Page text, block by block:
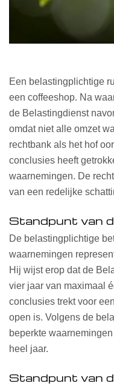
Een belastingplichtige
een coffeeshop. Na
de Belastingdienst
omdat niet alle omzet
rechtbank als het hof
conclusies heeft
waarnemingen. De
van een redelijke
Standpunt van
De belastingplichtige
waarnemingen
Hij wijst erop dat de
vier jaar van maximaal
conclusies trekt voor
open is. Volgens de
beperkte
heel jaar.
Standpunt van